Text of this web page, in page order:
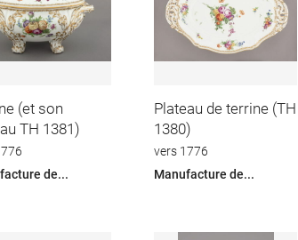
(et son
TH 1381)
de...
Plateau de terrine (TH
1380)
vers 1776
Manufacture de...